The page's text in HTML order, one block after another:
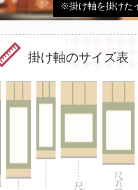
※掛け軸を掛けた
掛け軸のサイズ表